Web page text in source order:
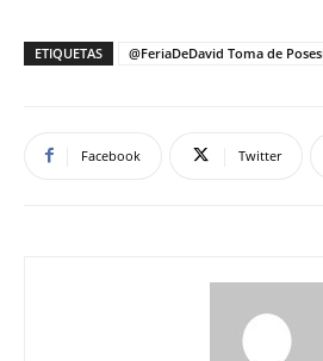
ETIQUETAS @FeriaDeDavid Toma de
Facebook Twitter